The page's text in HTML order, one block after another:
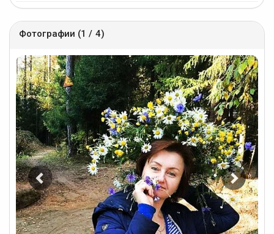
Фотографии (1 / 4)
Предыдущее
фото
фото